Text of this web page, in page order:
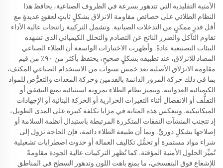
الأمنية التقليدية التي تتدهور بسرعة في الظروف الصناعية، يحافظ هذا
النظام الطلائي على خصائص مقاومة الانزلاق بشكلٍ ثابتٍ لعقودٍ عديدةٍ مع
أقل قدرٍ ممكنٍ من التدخلات الصيانية. وتشمل التركيبة راتنجات عالية الأداء
تقاوم التآكل والضرر الناتج عن التصادم والتحلل الكيميائي الذي تشهده
البيئات التصنيعية عادةً. وأظهرت الاختبارات الواسعة أن الطلاء الصناعي
المضاد للانزلاق، عند تطبيقه بشكلٍ صحيحٍ، يحتفظ بأكثر من ٩٠٪ من قيم
مقاومة الانزلاق الأصلية بعد خمس سنوات من الاستخدام الصناعي المكثف،
بما في ذلك حركة المرور الدائمة بالقدمين وحركة المعدات والتعرُّض للمواد
الكيميائية العدوانية. ويتميز نظام الطلاء بمرونة استثنائية تمنع التشقق أو
التقلُّف أو الانفصال أثناء التغيرات الحرارية أو الحركة البنائية أو الإجهادات
الميكانيكية. وتنعكس هذه المتانة في مزايا تكلفة كبيرة على المدى الطويل،
إذ تتجنب المنشآت النفقات المتكررة المرتبطة باستبدال أنظمة السلامة أو
إصلاحها بشكلٍ دوريٍّ. وبما أن طبيعة الطلاء دائمة، فإن الحاجة تزول إلى
شراء مواد مستمرة أو تحمُّل تكاليف العمالة أو حدوث اضطرابات تشغيلية
تُميِّز الحلول الأمنية المؤقتة. كما تُظهر التركيبات عالية الجودة مقاومةً
للإشعاع فوق البنفسجي، ما يمنع باهت اللون وتدهور السطح في المناطق